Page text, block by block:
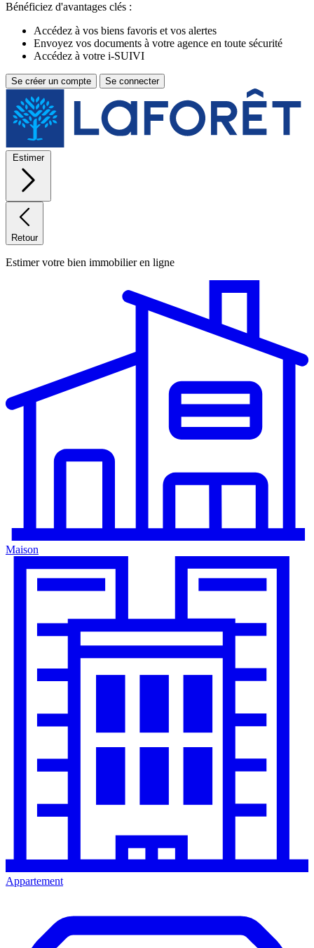
Bénéficiez d'avantages clés :
Accédez à vos biens favoris et vos alertes
Envoyez vos documents à votre agence en toute sécurité
Accédez à votre i-SUIVI
Se créer un compte Se connecter
Estimer
Retour
Estimer votre bien immobilier en ligne
Maison
Appartement